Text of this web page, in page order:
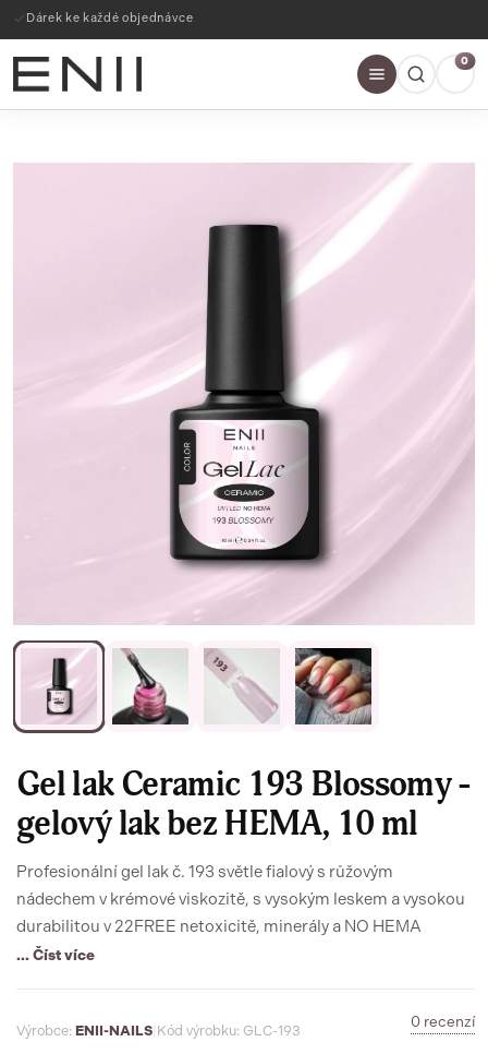
Dárek ke každé objednávce
0
Gel lak Ceramic 193 Blossomy -
gelový lak bez HEMA, 10 ml
Profesionální gel lak č. 193 světle fialový s růžovým
nádechem v krémové viskozitě, s vysokým leskem a vysokou
durabilitou v 22FREE netoxicitě, minerály a NO HEMA
... Číst více
Výrobce: ENII-NAILS Kód výrobku: GLC-193
0 recenzí